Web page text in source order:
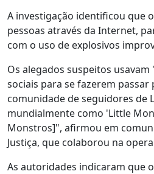
A investigação identificou que
pessoas através da Internet,
com o uso de explosivos
Os alegados suspeitos
sociais para se fazerem
comunidade de seguidores de
mundialmente como 'Little
Monstros]", afirmou em
Justiça, que colaborou na
As autoridades indicaram que